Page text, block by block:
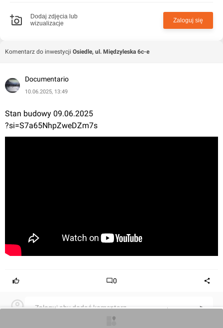
Dodaj zdjęcia lub
wizualizacje
Zaloguj się
Komentarz do inwestycji Osiedle, ul. Międzyleska 6c-e
Documentario
10.06.2025, 13:49
Stan budowy 09.06.2025
?si=S7a65NhpZweDZm7s
0
Zaloguj aby dodać komentarz